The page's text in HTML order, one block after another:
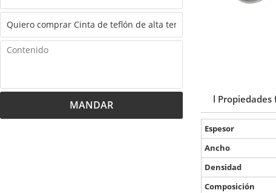
MANDAR l Propiedades
Espesor
Ancho
Densidad
Composición